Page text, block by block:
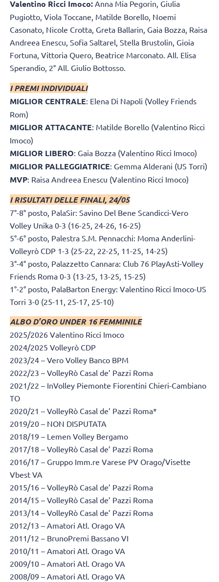
Valentino Ricci Imoco: Anna Mia Pegorin, Giulia
Pugiotto, Viola Toccane, Matilde Borello, Noemi
Casonato, Nicole Crotta, Greta Ballarin, Gaia Bozza, Raisa
Andreea Enescu, Sofia Saltarel, Stella Brustolin, Gioia
Fortuna, Vittoria Quero, Beatrice Marconato. All. Elisa
Sperandio, 2° All. Giulio Bottosso.
I PREMI INDIVIDUALI
MIGLIOR CENTRALE: Elena Di Napoli (Volley Friends
Rom)
MIGLIOR ATTACANTE: Matilde Borello (Valentino Ricci
Imoco)
MIGLIOR LIBERO: Gaia Bozza (Valentino Ricci Imoco)
MIGLIOR PALLEGGIATRICE: Gemma Alderani (US Torri)
MVP: Raisa Andreea Enescu (Valentino Ricci Imoco)
I RISULTATI DELLE FINALI, 24/05
7°-8° posto, PalaSir: Savino Del Bene Scandicci-Vero
Volley Unika 0-3 (16-25, 24-26, 16-25)
5°-6° posto, Palestra S.M. Pennacchi: Moma Anderlini-
Volleyrò CDP 1-3 (25-22, 22-25, 11-25, 14-25)
3°-4° posto, Palazzetto Cannara: Club 76 PlayAsti-Volley
Friends Roma 0-3 (13-25, 13-25, 15-25)
1°-2° posto, PalaBarton Energy: Valentino Ricci Imoco-US
Torri 3-0 (25-11, 25-17, 25-10)
ALBO D’ORO UNDER 16 FEMMINILE
2025/2026 Valentino Ricci Imoco
2024/2025 Volleyrò CDP
2023/24 – Vero Volley Banco BPM
2022/23 – VolleyRò Casal de’ Pazzi Roma
2021/22 – InVolley Piemonte Fiorentini Chieri-Cambiano
TO
2020/21 – VolleyRò Casal de’ Pazzi Roma*
2019/20 – NON DISPUTATA
2018/19 – Lemen Volley Bergamo
2017/18 – VolleyRò Casal de’ Pazzi Roma
2016/17 – Gruppo Imm.re Varese PV Orago/Visette
Vbest VA
2015/16 – VolleyRò Casal de’ Pazzi Roma
2014/15 – VolleyRò Casal de’ Pazzi Roma
2013/14 – VolleyRò Casal de’ Pazzi Roma
2012/13 – Amatori Atl. Orago VA
2011/12 – BrunoPremi Bassano VI
2010/11 – Amatori Atl. Orago VA
2009/10 – Amatori Atl. Orago VA
2008/09 – Amatori Atl. Orago VA